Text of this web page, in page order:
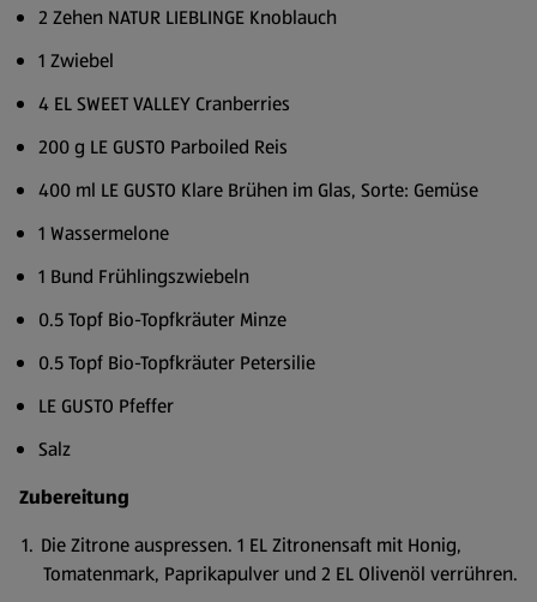
2 Zehen NATUR LIEBLINGE Knoblauch
1 Zwiebel
4 EL SWEET VALLEY Cranberries
200 g LE GUSTO Parboiled Reis
400 ml LE GUSTO Klare Brühen im Glas, Sorte: Gemüse
1 Wassermelone
1 Bund Frühlingszwiebeln
0.5 Topf Bio-Topfkräuter Minze
0.5 Topf Bio-Topfkräuter Petersilie
LE GUSTO Pfeffer
Salz
Zubereitung
Die Zitrone auspressen. 1 EL Zitronensaft mit Honig,
Tomatenmark, Paprikapulver und 2 EL Olivenöl verrühren.